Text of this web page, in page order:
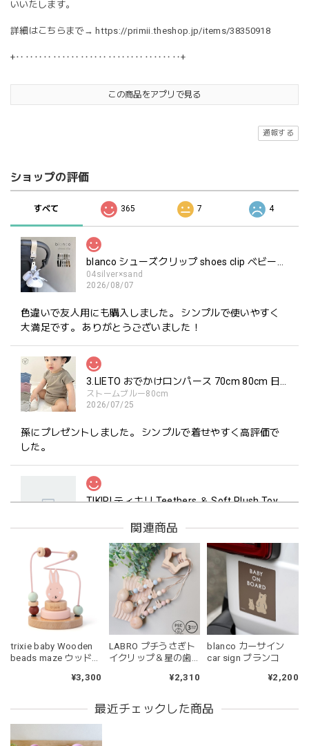
いいたします。
詳細はこちらまで→ https://primii.theshop.jp/items/38350918
+‥‥‥‥‥‥‥‥‥‥‥‥‥‥‥‥‥‥+
この商品をアプリで見る
通報する
ショップの評価
すべて 365 7 4
blanco シューズクリップ shoes clip ベビーシューズ ホルダー ブランコ
04silver×sand
2026/08/07
色違いで友人用にも購入しました。 シンプルで使いやすく
大満足です。 ありがとうございました！
3.LIETO おでかけロンパース 70cm 80cm 日本製 スリーリエート
ストームブルー80cm
2026/07/25
孫にプレゼントしました。 シンプルで着せやすく高評価で
した。
TIKIRI ティキリ Teethers ＆ Soft Plush Toy Alvin ぞう 歯固め＆ぬいぐるみセット
2026/06/18
2026/06/17
kawaii&born | ハート型 歯固めリング シリコン
2026/04/24
持ちやすいようで今持ってるおもちゃの中で1番長く握って
関連商品
trixie baby Wooden
beads maze ウッドト
Rabbit うさぎ 木のお
¥3,300
LABRO プチうさぎト
イクリップ＆星の歯
おもちゃ ファースト
¥2,310
blanco カーサイン
car sign ブランコ
¥2,200
最近チェックした商品